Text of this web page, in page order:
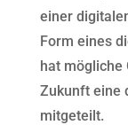
einer
Form eines
hat mögliche
Zukunft eine
mitgeteilt.